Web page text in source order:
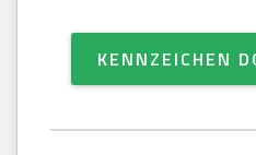
KENNZEICHEN